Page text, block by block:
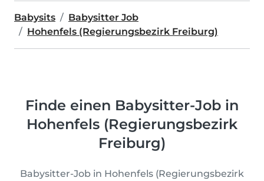
Babysits
Babysitter Job
Hohenfels (Regierungsbezirk Freiburg)
Finde einen Babysitter-Job in
Hohenfels (Regierungsbezirk
Freiburg)
Babysitter-Job in Hohenfels (Regierungsbezirk